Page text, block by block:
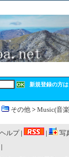
新規登録の方
その他 > Music(音
ヘルプ| |
写
|